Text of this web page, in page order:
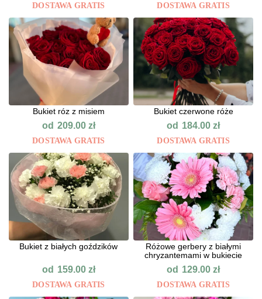
DOSTAWA GRATIS DOSTAWA GRATIS
Bukiet róz z misiem
od 209.00 zł
DOSTAWA GRATIS
Bukiet czerwone róże
od 184.00zł
DOSTAWA GRATIS
Bukiet z białych goździków
od 159.00 zł
DOSTAWA GRATIS
Różowe gerbery z białymi
chryzantemami w bukiecie
od 129.00zł
DOSTAWA GRATIS